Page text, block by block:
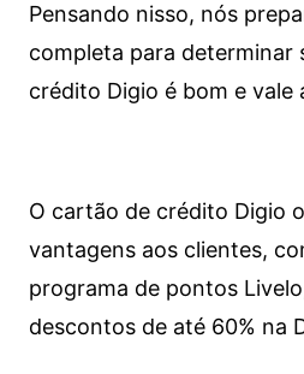
Pensando nisso, nós
completa para determinar
crédito Digio é bom e vale
O cartão de crédito Digio
vantagens aos clientes,
programa de pontos
descontos de até 60% na